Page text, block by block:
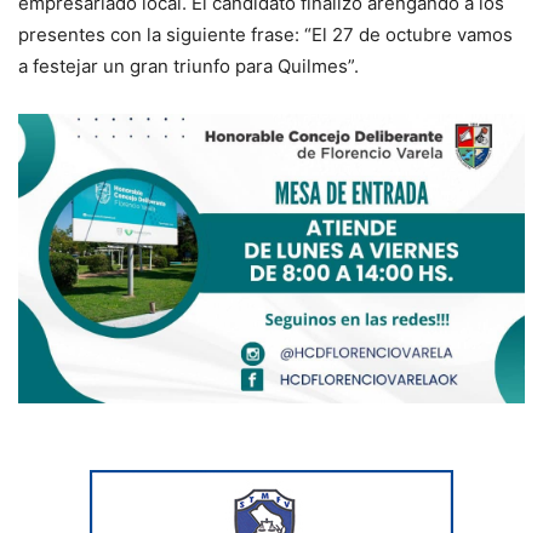
presentes con la siguiente frase: “El 27 de octubre vamos
a festejar un gran triunfo para Quilmes”.